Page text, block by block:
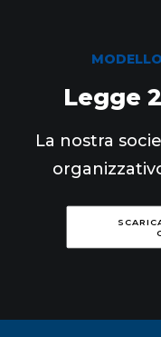
Legge
La nostra